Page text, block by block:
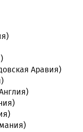
Аравия)